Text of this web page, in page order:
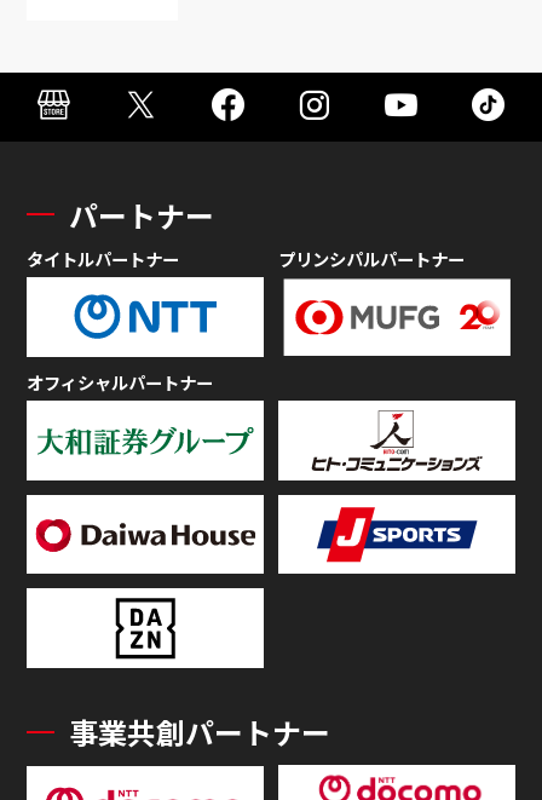
パートナー
タイトルパートナー プリンシパルパートナー
オフィシャルパートナー
事業共創パートナー